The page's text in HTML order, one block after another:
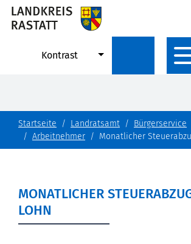
Kontrast
Startseite Landratsamt Bürgerservice
Arbeitnehmer
Monatlicher
MONATLICHER
LOHN